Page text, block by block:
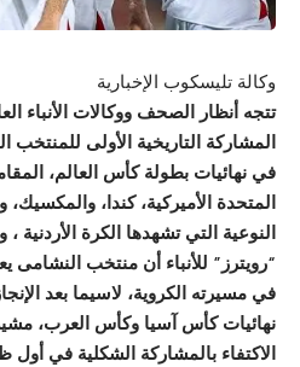
وكالة تليسكوب الإخبارية
​تتجه أنظار الصحف ووكالات الأنباء
المشاركة التاريخية الأولى للمنتخب
في نهائيات بطولة كأس العالم،
المتحدة الأميركية، كندا،
النوعية التي تشهدها الكرة الأردنية
“رويترز” للأنباء أن منتخب النشامى
في مسيرته الكروية، لاسيما بعد
نهائيات كأس آسيا وكأس العرب،
الاكتفاء بالمشاركة الشكلية في